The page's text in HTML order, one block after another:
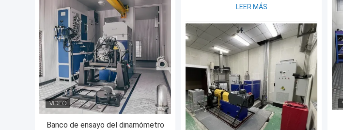
Banco de ensayo del dinamómetro
LEER MÁS